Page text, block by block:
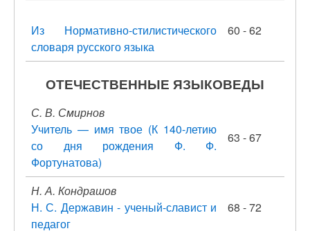
Из Нормативно-стилистического
словаря русского языка
60 - 62
ОТЕЧЕСТВЕННЫЕ ЯЗЫКОВЕДЫ
С. В. Смирнов
Учитель — имя твое (К 140-летию
со дня рождения Ф. Ф.
Фортунатова)
63 - 67
Н. А. Кондрашов
Н. С. Державин - ученый-славист и
педагог
68 - 72